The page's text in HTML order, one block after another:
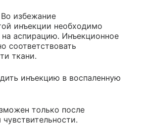
избежание
инъекции необходимо
на аспирацию. Инъекционное
соответствовать
ткани.
инъекцию в воспаленную
только после